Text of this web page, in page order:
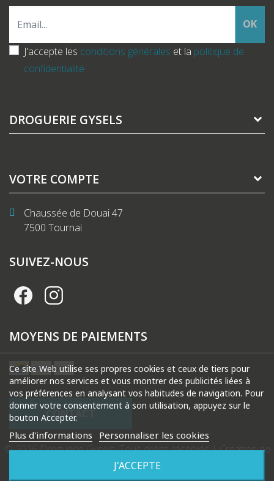
OK
J'accepte les conditions générales et la politique de
confidentialité
DROGUERIE GYSELS
VOTRE COMPTE
Chaussée de Douai 47
7500 Tournai
Ce site Web utilise ses propres cookies et ceux de tiers pour
améliorer nos services et vous montrer des publicités liées à
vos préférences en analysant vos habitudes de navigation. Pour
donner votre consentement à son utilisation, appuyez sur le
bouton Accepter.
Plus d'informations Personnaliser les cookies
J'ACCEPTE
SUIVEZ-NOUS
MOYENS DE PAIEMENTS
CONTACT
© 2026 Droguerie Gysels. Tous droits réservés |Création de
site internet Produweb™